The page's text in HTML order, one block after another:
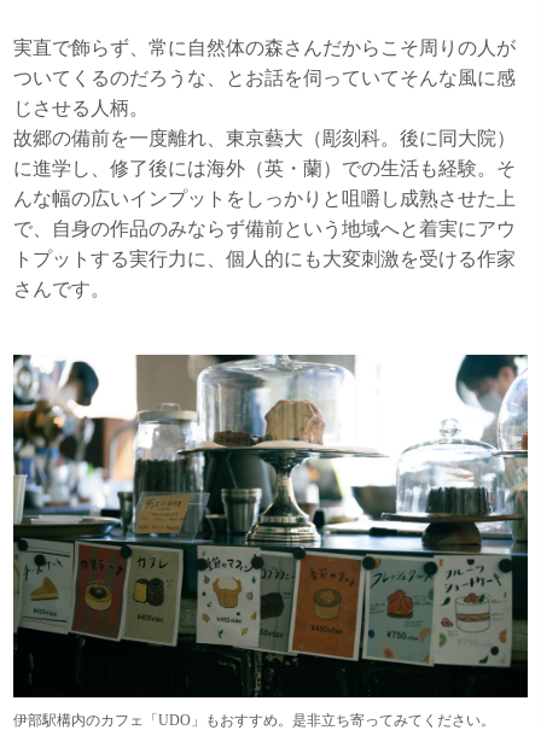
実直で飾らず、常に自然体の森さんだからこそ周りの人が
ついてくるのだろうな、とお話を伺っていてそんな風に感
じさせる人柄。
故郷の備前を一度離れ、東京藝大（彫刻科。後に同大院）
に進学し、修了後には海外（英・蘭）での生活も経験。そ
んな幅の広いインプットをしっかりと咀嚼し成熟させた上
で、自身の作品のみならず備前という地域へと着実にアウ
トプットする実行力に、個人的にも大変刺激を受ける作家
さんです。
伊部駅構内のカフェ「UDO」もおすすめ。是非立ち寄ってみてください。